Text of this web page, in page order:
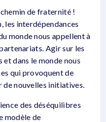
chemin de fraternité !
les interdépendances
monde nous appellent à
Agir sur les
et dans le monde nous
qui provoquent de
de nouvelles initiatives.
des déséquilibres
modèle de